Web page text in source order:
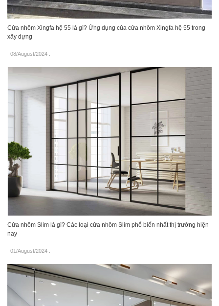
Cửa nhôm Xingfa hệ 55 là gì? Ứng dụng của cửa nhôm Xingfa hệ 55 trong
xây dựng
08/August/2024
Cửa nhôm Slim là gì? Các loại cửa nhôm Slim phổ biến nhất thị trường hiện
nay
01/August/2024